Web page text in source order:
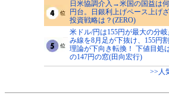
日米協調介入→米国の国益は
円台。日銀利上げペース上げ
投資戦略は？(ZERO)
米ドル/円は155円が最大の分
み線を8月足が下抜け、155円
理論が下向き転換！ 下値目処
の147円の窓(田向宏行)
>>人